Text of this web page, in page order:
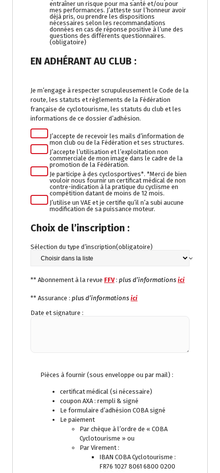
entraîner un risque pour ma santé et/ou pour
mes performances. J’atteste sur l’honneur avoir
déjà pris, ou prendre les dispositions
nécessaires selon les recommandations
données en cas de réponse positive à l’une des
questions des différents questionnaires.
(obligatoire)
EN ADHÉRANT AU CLUB :
Je m’engage à respecter scrupuleusement le Code de la
route, les statuts et règlements de la Fédération
française de cyclotourisme, les statuts du club et les
informations de ce dossier d’adhésion.
J’accepte de recevoir les mails d’information de
mon club ou de la Fédération et ses structures.
J’accepte l’utilisation et l’exploitation non
commerciale de mon image dans le cadre de la
promotion de la Fédération.
Je participe à des cyclosportives*. *Merci de bien
vouloir nous fournir un certificat médical de non
contre-indication à la pratique du cyclisme en
compétition datant de moins de 12 mois.
J’utilise un VAE et je certifie qu’il n’a subi aucune
modification de sa puissance moteur.
Choix de l’inscription :
Sélection du type d’inscription(obligatoire)
** Abonnement à la revue FFV: plus d’informations ici
** Assurance : plus d’informations ici
Date et signature :
Pièces à fournir (sous enveloppe ou par mail) :
certificat médical (si nécessaire)
coupon AXA : rempli & signé
Le formulaire d’adhésion COBA signé
Le paiement
Par chèque à l’ordre de « COBA
Cyclotourisme » ou
Par Virement :
IBAN COBA Cyclotourisme :
FR76 1027 8061 6800 0200